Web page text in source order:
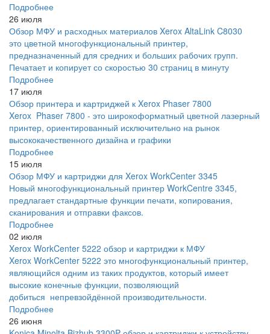
Подробнее
26 июля
Обзор МФУ и расходных материалов Xerox AltaLink C8030
это цветной многофункциональный принтер,
предназначенный для средних и больших рабочих групп.
Печатает и копирует со скоростью 30 страниц в минуту
Подробнее
17 июля
Обзор принтера и картриджей к Xerox Phaser 7800
Xerox Phaser 7800 - это широкоформатный цветной лазерный
принтер, ориентированный исключительно на рынок
высококачественного дизайна и графики
Подробнее
15 июля
Обзор МФУ и картриджи для Xerox WorkCenter 3345
Новый многофункциональный принтер WorkCentre 3345,
предлагает стандартные функции печати, копирования,
сканирования и отправки факсов.
Подробнее
02 июля
Xerox WorkCenter 5222 обзор и картриджи к МФУ
Xerox WorkCenter 5222 это многофункциональный принтер,
являющийся одним из таких продуктов, который имеет
высокие конечные функции, позволяющий
добиться непревзойдённой производительности.
Подробнее
26 июня